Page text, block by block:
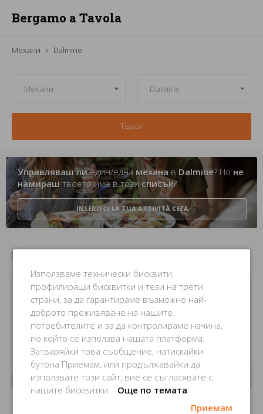
Bergamo a Tavola
Механи Dalmine
Търси
Управляваш лиедин/една механа в Dalmine? Но не
намираштвоето име в този списък?
INSERISCI LA TUA ATTIVITÀСЕГА
2 Механи в Dalmine
Използваме технически бисквити,
профилиращи бисквитки и тези на трети
страни, за да гарантираме възможно най-
доброто преживяване на нашите
потребителите и за да контролираме начина,
по който се използва нашата платформа.
Затваряйки това съобщение, натискайки
бутона Приемам, или продължавайки да
използвате този сайт, вие се съгласявате с
нашите бисквитки.
Още по темата
Приемам